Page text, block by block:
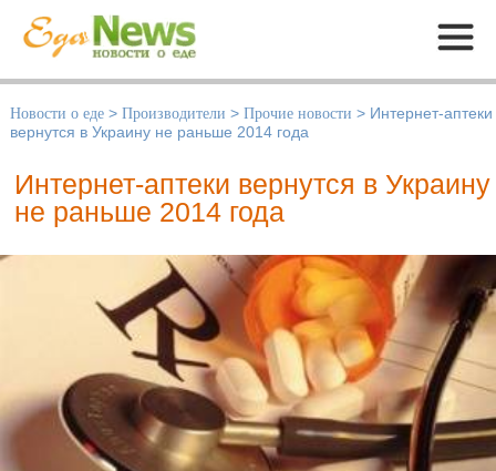
Меню
Новости о еде > Производители > Прочие новости > Интернет-аптеки
вернутся в Украину не раньше 2014 года
Интернет-аптеки вернутся в Украину
не раньше 2014 года